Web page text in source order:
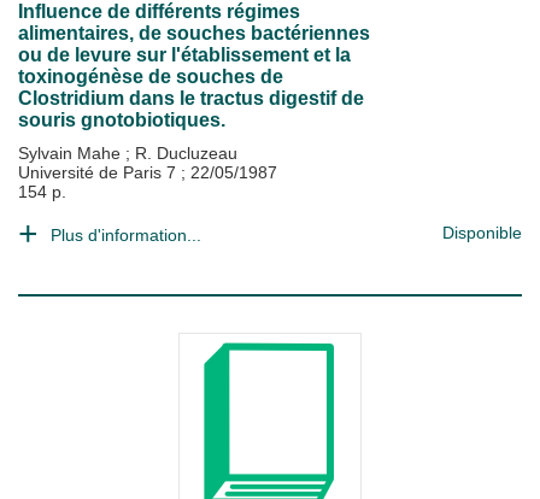
Influence de différents régimes
alimentaires, de souches bactériennes
ou de levure sur l'établissement et la
toxinogénèse de souches de
Clostridium dans le tractus digestif de
souris gnotobiotiques.
Sylvain Mahe ; R. Ducluzeau
Université de Paris 7 ; 22/05/1987
154 p.
Plus d'information... Disponible